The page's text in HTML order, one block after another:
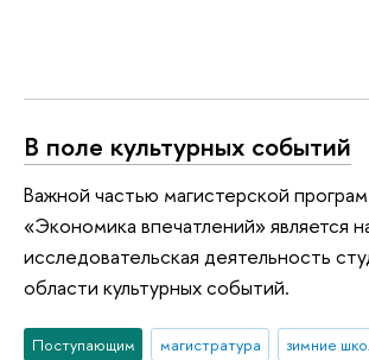
В поле культурных событий
Важной частью магистерской
«Экономика впечатлений» является
исследовательская деятельность
области культурных событий.
Поступающим магистратура
зимние